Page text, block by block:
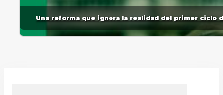
Una reforma que ignora la realidad del primer ciclo